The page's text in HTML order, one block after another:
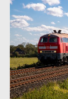
Einsatz
für
RDC